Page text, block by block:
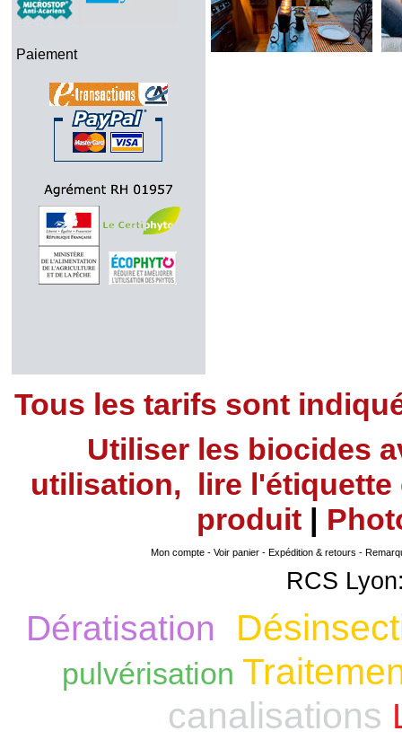
Paiement
Tous les tarifs sont
Utiliser les biocides
utilisation, lire l'étiquette
produit |
Mon compte - Voir panier - Expédition & retours -
RCS
Dératisation
pulvérisation
canalisations